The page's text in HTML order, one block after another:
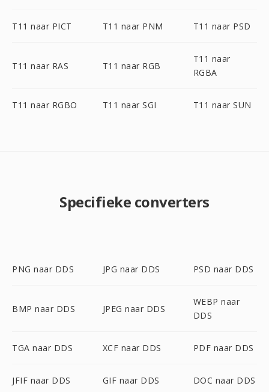
T11 naar PICT T11 naar PNM T11 naar PSD
T11 naar RAS T11 naar RGB
T11 naar
RGBA
T11 naar RGBO T11 naar SGI T11 naar SUN
Specifieke converters
PNG naar DDS JPG naar DDS PSD naar DDS
BMP naar DDS JPEG naar DDS
WEBP naar
DDS
TGA naar DDS XCF naar DDS PDF naar DDS
JFIF naar DDS GIF naar DDS DOC naar DDS